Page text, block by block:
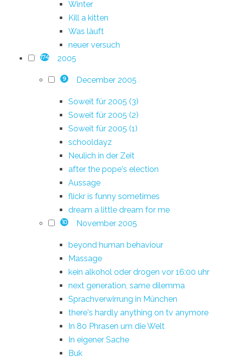
Winter
Kill a kitten
Was läuft
neuer versuch
174 2005
9 December 2005
Soweit für 2005 (3)
Soweit für 2005 (2)
Soweit für 2005 (1)
schooldayz
Neulich in der Zeit
after the pope's election
Aussage
flickr is funny sometimes
dream a little dream for me
10 November 2005
beyond human behaviour
Massage
kein alkohol oder drogen vor 16:00 uhr
next generation, same dilemma
Sprachverwirrung in München
there's hardly anything on tv anymore
In 80 Phrasen um die Welt
In eigener Sache
Buk